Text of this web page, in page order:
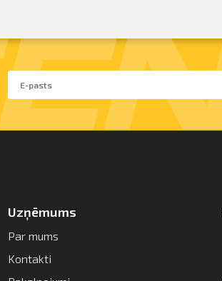
Uzņēmums
Par mums
Kontakti